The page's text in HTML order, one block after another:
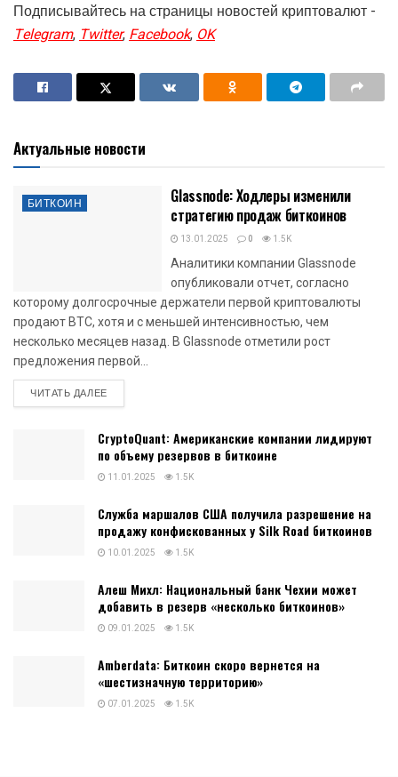
Подписывайтесь на страницы новостей криптовалют -
Telegram,Twitter,Facebook,OK
Актуальные новости
БИТКОИН
Glassnode: Ходлеры изменили
стратегию продаж биткоинов
13.01.2025 0 1.5K
Аналитики компании Glassnode
опубликовали отчет, согласно
которому долгосрочные держатели первой криптовалюты
продают BTC, хотя и с меньшей интенсивностью, чем
несколько месяцев назад. В Glassnode отметили рост
предложения первой...
ЧИТАТЬ ДАЛЕЕDETAILS
CryptoQuant: Американские компании лидируют
по объему резервов в биткоине
11.01.2025 1.5K
Служба маршалов США получила разрешение на
продажу конфискованных у Silk Road биткоинов
10.01.2025 1.5K
Алеш Михл: Национальный банк Чехии может
добавить в резерв «несколько биткоинов»
09.01.2025 1.5K
Amberdata: Биткоин скоро вернется на
«шестизначную территорию»
07.01.2025 1.5K